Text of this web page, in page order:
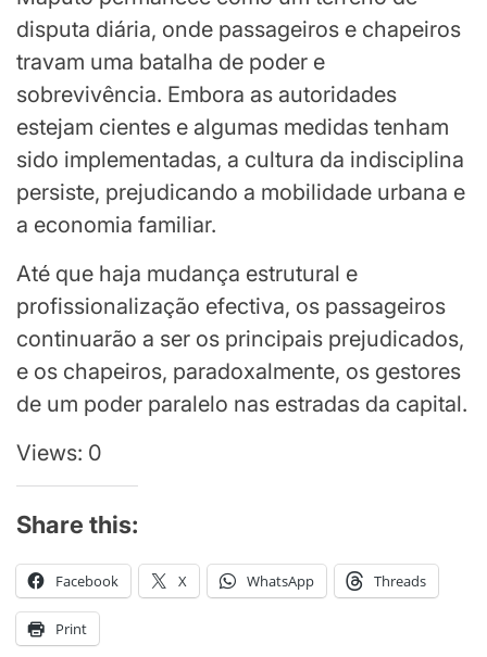
disputa diária, onde passageiros e chapeiros
travam uma batalha de poder e
sobrevivência. Embora as autoridades
estejam cientes e algumas medidas tenham
sido implementadas, a cultura da indisciplina
persiste, prejudicando a mobilidade urbana e
a economia familiar.
Até que haja mudança estrutural e
profissionalização efectiva, os passageiros
continuarão a ser os principais prejudicados,
e os chapeiros, paradoxalmente, os gestores
de um poder paralelo nas estradas da capital.
Views: 0
Share this:
Facebook X WhatsApp Threads
Print